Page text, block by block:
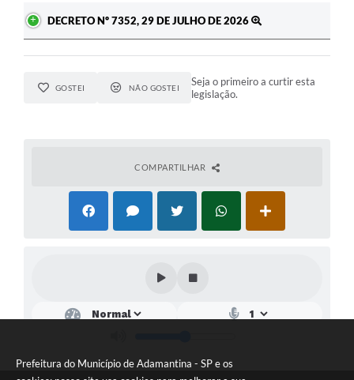
Prefeitura do Município de Adamantina - SP e os
DECRETO Nº 7352, 29 DE JULHO DE 2026
GOSTEI NÃO GOSTEI
Seja o primeiro a curtir esta
legislação.
COMPARTILHAR